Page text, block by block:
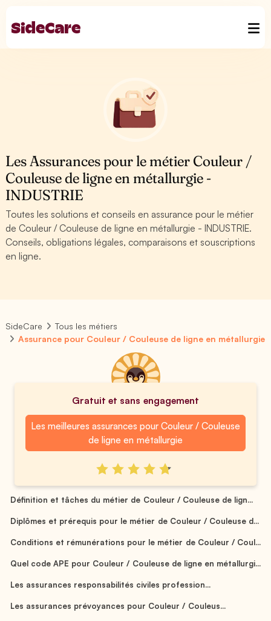
Les Assurances pour le métier Couleur /
Couleuse de ligne en métallurgie -
INDUSTRIE
Toutes les solutions et conseils en assurance pour le métier
de Couleur / Couleuse de ligne en métallurgie - INDUSTRIE.
Conseils, obligations légales, comparaisons et souscriptions
en ligne.
SideCare
Tous les métiers
Assurance pour Couleur / Couleuse de ligne en métallurgie
Gratuit et sans engagement
Les meilleures assurances pour Couleur / Couleuse
de ligne en métallurgie
Définition et tâches du métier de Couleur / Couleuse de lign...
Diplômes et prérequis pour le métier de Couleur / Couleuse d...
Conditions et rémunérations pour le métier de Couleur / Coul...
Quel code APE pour Couleur / Couleuse de ligne en métallurgi...
Les assurances responsabilités civiles profession...
Les assurances prévoyances pour Couleur / Couleus...